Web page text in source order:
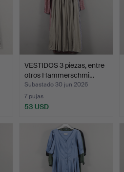
VESTIDOS 3 piezas, entre
otros Hammerschmi…
Subastado 30 jun 2026
7 pujas
53 USD